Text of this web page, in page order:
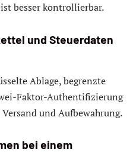
besser kontrollierbar.
und Steuerdaten
Ablage, begrenzte
Faktor-Authentifizierung
und Aufbewahrung.
bei einem